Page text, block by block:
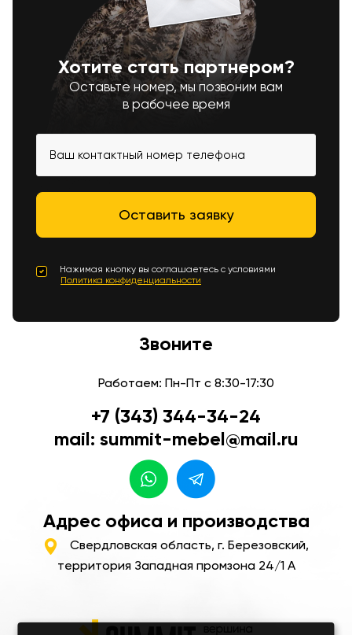
Хотите стать партнером?
Оставьте номер, мы позвоним вам
в рабочее время
Нажимая кнопку вы соглашаетесь с условиями
Политика конфиденциальности
Звоните
Работаем: Пн-Пт с 8:30-17:30
+7 (343) 344-34-24
mail: summit-mebel@mail.ru
Адрес офиса и производства
Свердловская область, г. Березовский,
территория Западная промзона 24/1 А